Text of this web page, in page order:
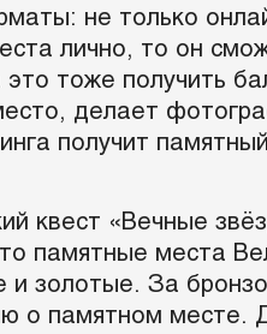
не только
лично, то он
это тоже получить
делает
получит
квест «Вечные
памятные места
и золотые. За
о памятном месте.